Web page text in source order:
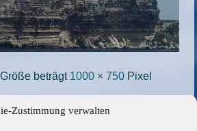
Zustimmung verwalten
beträgt 1000 × 750 Pixel